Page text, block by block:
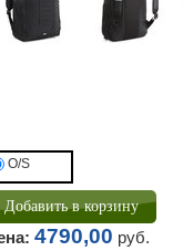
O/S
4790,00 руб.